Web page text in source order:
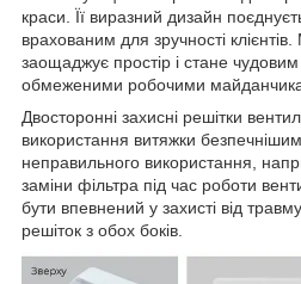
краси. Її виразний дизайн
врахованим для зручності
заощаджує простір і стане
обмеженими робочими
Двосторонні захисні решітки
використання витяжки
неправильного використання,
заміни фільтра під час роботи
бути впевнений у захисті від
решіток з обох боків.